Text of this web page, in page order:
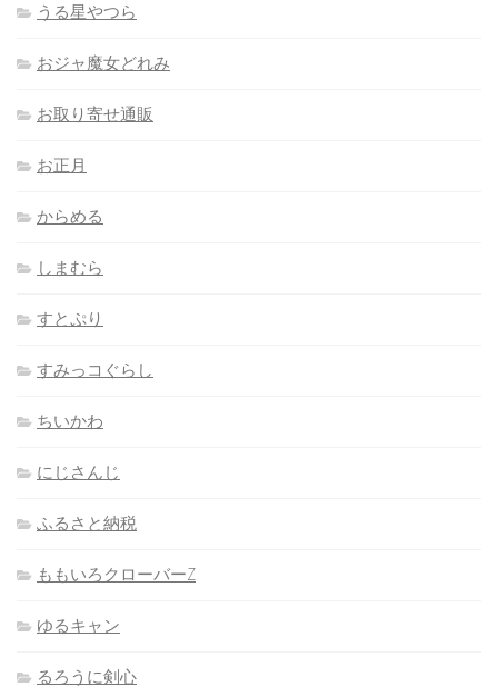
うる星やつら
おジャ魔女どれみ
お取り寄せ通販
お正月
からめる
しまむら
すとぷり
すみっコぐらし
ちいかわ
にじさんじ
ふるさと納税
ももいろクローバーZ
ゆるキャン
るろうに剣心